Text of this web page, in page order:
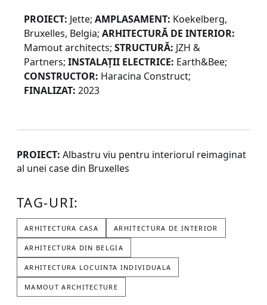
PROIECT: Jette; AMPLASAMENT: Koekelberg,
Bruxelles, Belgia; ARHITECTURĂ DE INTERIOR:
Mamout architects; STRUCTURĂ: JZH &
Partners; INSTALAȚII ELECTRICE: Earth&Bee;
CONSTRUCTOR: Haracina Construct;
FINALIZAT: 2023
PROIECT: Albastru viu pentru interiorul reimaginat
al unei case din Bruxelles
TAG-URI:
ARHITECTURA CASA ARHITECTURA DE INTERIOR
ARHITECTURA DIN BELGIA
ARHITECTURA LOCUINTA INDIVIDUALA
MAMOUT ARCHITECTURE